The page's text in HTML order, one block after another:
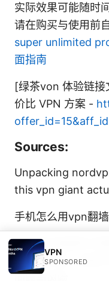
实际效果可能随时
请在购买与使用前
super unlimited
面指南
[绿茶von 体验链接
价比 VPN 方案 -
Sources:
Unpacking
this vpn giant
手机怎么用vpn翻
Vpn客户端源码 完
跨平台开发、加密
问题与风险
VPN
SPONSORED